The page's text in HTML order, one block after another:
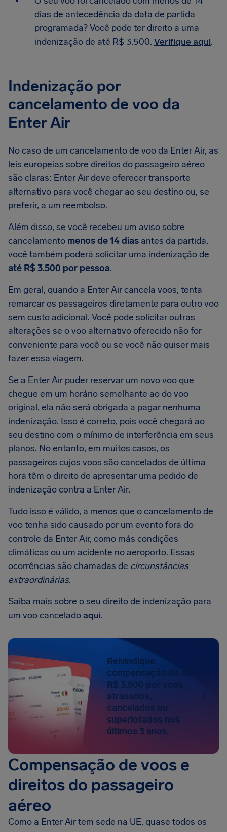
dias de antecedência da data de partida
programada? Você pode ter direito a uma
indenização de até R$ 3.500. Verifique aqui.
Indenização por
cancelamento de voo da
Enter Air
No caso de um cancelamento de voo da Enter Air, as
leis europeias sobre direitos do passageiro aéreo
são claras: Enter Air deve oferecer transporte
alternativo para você chegar ao seu destino ou, se
preferir, a um reembolso.
Além disso, se você recebeu um aviso sobre
cancelamento menos de 14 dias antes da partida,
você também poderá solicitar uma indenização de
até R$ 3.500 por pessoa.
Em geral, quando a Enter Air cancela voos, tenta
remarcar os passageiros diretamente para outro voo
sem custo adicional. Você pode solicitar outras
alterações se o voo alternativo oferecido não for
conveniente para você ou se você não quiser mais
fazer essa viagem.
Se a Enter Air puder reservar um novo voo que
chegue em um horário semelhante ao do voo
original, ela não será obrigada a pagar nenhuma
indenização. Isso é correto, pois você chegará ao
seu destino com o mínimo de interferência em seus
planos. No entanto, em muitos casos, os
passageiros cujos voos são cancelados de última
hora têm o direito de apresentar uma pedido de
indenização contra a Enter Air.
Tudo isso é válido, a menos que o cancelamento de
voo tenha sido causado por um evento fora do
controle da Enter Air, como más condições
climáticas ou um acidente no aeroporto. Essas
ocorrências são chamadas de circunstâncias
extraordinárias.
Saiba mais sobre o seu direito de indenização para
um voo canceladoaqui.
Reivindique
compensação de até
R$ 3.500 por voos
atrasados,
cancelados ou
superlotados nos
últimos 3 anos.
Compensação de voos e
direitos do passageiro
aéreo
Como a Enter Air tem sede na UE, quase todos os